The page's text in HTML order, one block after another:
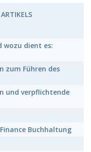
wozu dient es:
zum Führen des
und verpflichtende
Buchhaltung